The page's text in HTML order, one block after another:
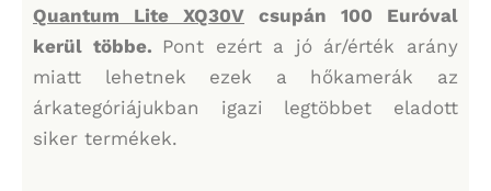
Quantum Lite XQ30V csupán 100 Euróval
kerül többe. Pont ezért a jó ár/érték arány
miatt lehetnek ezek a hőkamerák az
árkategóriájukban igazi legtöbbet eladott
siker termékek.